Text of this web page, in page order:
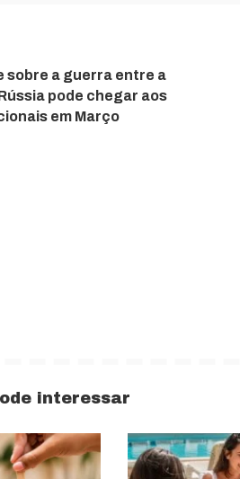
sobre a guerra entre a
pode chegar aos
em Março
interessar